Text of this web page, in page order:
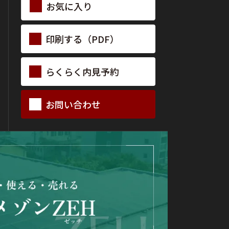
お気に入り
印刷する（PDF）
らくらく 内見予約
お問い合わせ